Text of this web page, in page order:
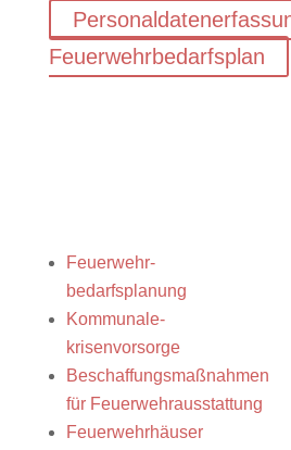
Feuerwehrbedarfsplan
Feuerwehr-
bedarfsplanung
Kommunale-
krisenvorsorge
Beschaffungsmaßnahmen
für Feuerwehrausstattung
Feuerwehrhäuser